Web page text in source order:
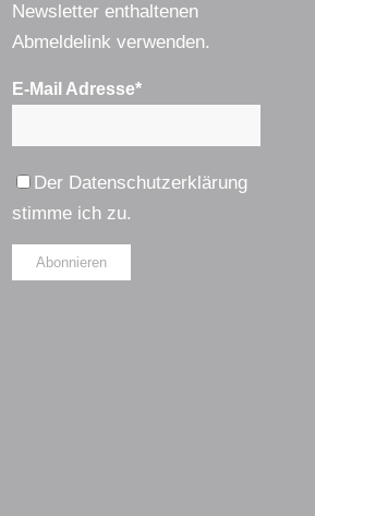
Newsletter enthaltenen
Abmeldelink verwenden.
E-Mail Adresse*
Der Datenschutzerklärung
stimme ich zu.